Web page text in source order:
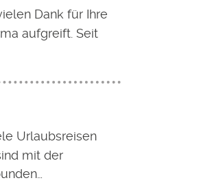
Dank für Ihre
aufgreift. Seit
Urlaubsreisen
mit der